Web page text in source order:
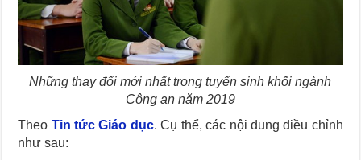
Những thay đổi mới nhất trong tuyển sinh khối ngành
Công an năm 2019
Theo Tin tức Giáo dục. Cụ thể, các nội dung điều chỉnh
như sau: